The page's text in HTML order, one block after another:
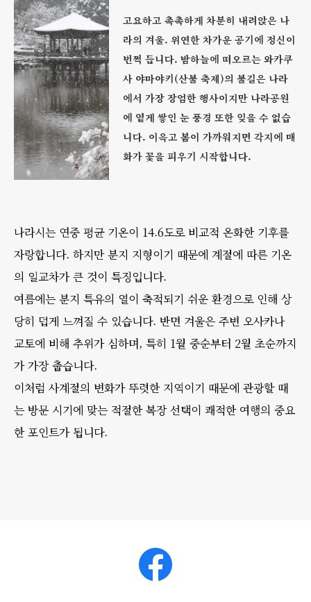
고요하고 촉촉하게 차분히 내려앉은 나
라의 겨울. 위연한 차가운 공기에 정신이
번쩍 듭니다. 밤하늘에 떠오르는 와카쿠
사 야마야키(산불 축제)의 불길은 나라
에서 가장 장엄한 행사이지만 나라공원
에 옅게 쌓인 눈 풍경 또한 잊을 수 없습
니다. 이윽고 봄이 가까워지면 각지에 매
화가 꽃을 피우기 시작합니다.
나라시는 연중 평균 기온이 14.6도로 비교적 온화한 기후를
자랑합니다. 하지만 분지 지형이기 때문에 계절에 따른 기온
의 일교차가 큰 것이 특징입니다.
여름에는 분지 특유의 열이 축적되기 쉬운 환경으로 인해 상
당히 덥게 느껴질 수 있습니다. 반면 겨울은 주변 오사카나
교토에 비해 추위가 심하며, 특히 1월 중순부터 2월 초순까지
가 가장 춥습니다.
이처럼 사계절의 변화가 뚜렷한 지역이기 때문에 관광할 때
는 방문 시기에 맞는 적절한 복장 선택이 쾌적한 여행의 중요
한 포인트가 됩니다.